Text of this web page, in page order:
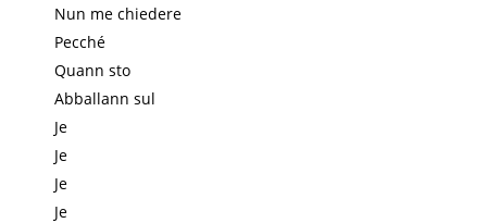
Nun me chiedere
Pecché
Quann sto
Abballann sul
Je
Je
Je
Je